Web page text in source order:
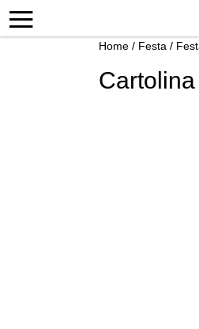
Home / Festa /